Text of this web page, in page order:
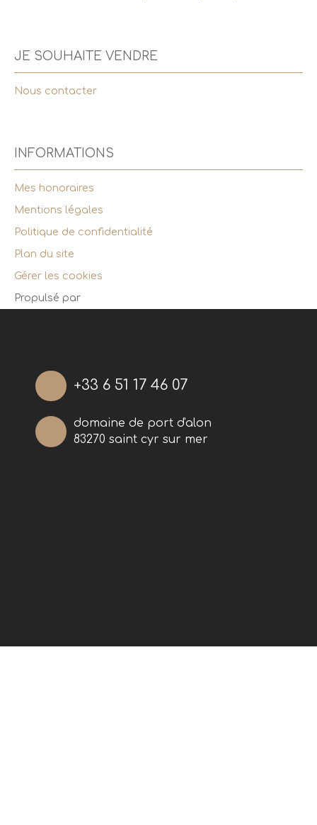
JE SOUHAITE VENDRE
Nous contacter
INFORMATIONS
Mes honoraires
Mentions légales
Politique de confidentialité
Plan du site
Gérer les cookies
Propulsé par
+33 6 51 17 46 07
domaine de port d'alon
83270 saint cyr sur mer